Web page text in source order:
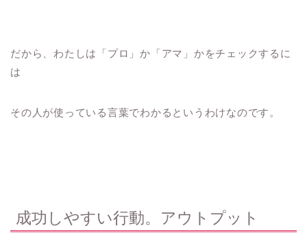
だから、わたしは「プロ」か「アマ」かをチェックするに
は
その人が使っている言葉でわかるというわけなのです。
成功しやすい行動。アウトプット